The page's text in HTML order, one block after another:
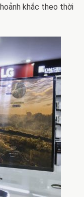
khắc theo thời